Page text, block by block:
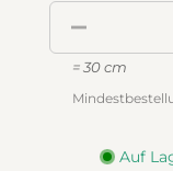
= 30 cm
Auf